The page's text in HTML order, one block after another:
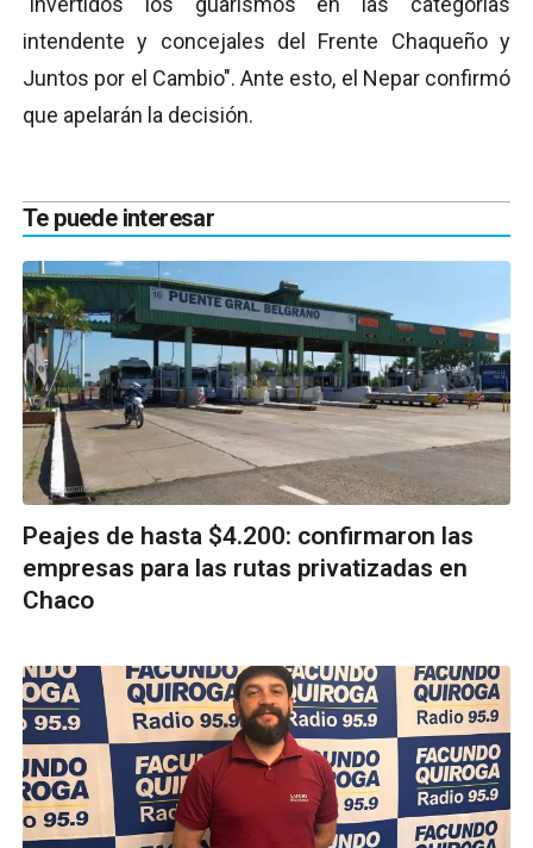
intendente y concejales del Frente Chaqueño y
Juntos por el Cambio". Ante esto, el Nepar confirmó
que apelarán la decisión.
Te puede interesar
Peajes de hasta $4.200: confirmaron las
empresas para las rutas privatizadas en
Chaco